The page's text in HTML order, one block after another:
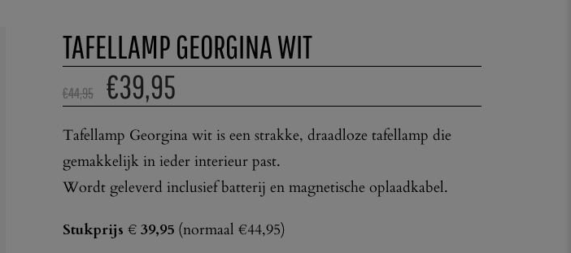
TAFELLAMP GEORGINA WIT
€44,95 €39,95
Tafellamp Georgina wit is een strakke, draadloze tafellamp die
gemakkelijk in ieder interieur past.
Wordt geleverd inclusief batterij en magnetische oplaadkabel.
Stukprijs € 39,95 (normaal €44,95)